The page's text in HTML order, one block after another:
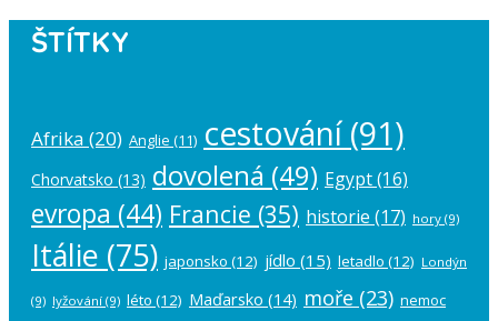
ŠTÍTKY
Afrika (20) Anglie (11) cestování(91)
Chorvatsko (13) dovolená (49) Egypt(16)
evropa (44) Francie (35) historie (17) hory (9)
Itálie (75) japonsko (12) jídlo (15) letadlo (12) Londýn
(9) lyžování (9) léto (12) Maďarsko (14) moře (23) nemoc